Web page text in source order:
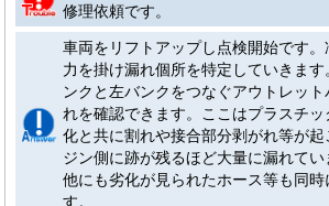
修理依頼です。
車両をリフトアップし点検開始です
力を掛け漏れ個所を特定していきま
ンクと左バンクをつなぐアウトレッ
れを確認できます。ここはプラスチ
化と共に割れや接合部分剥がれ等が
ジン側に跡が残るほど大量に漏れて
他にも劣化が見られたホース等も同
す。